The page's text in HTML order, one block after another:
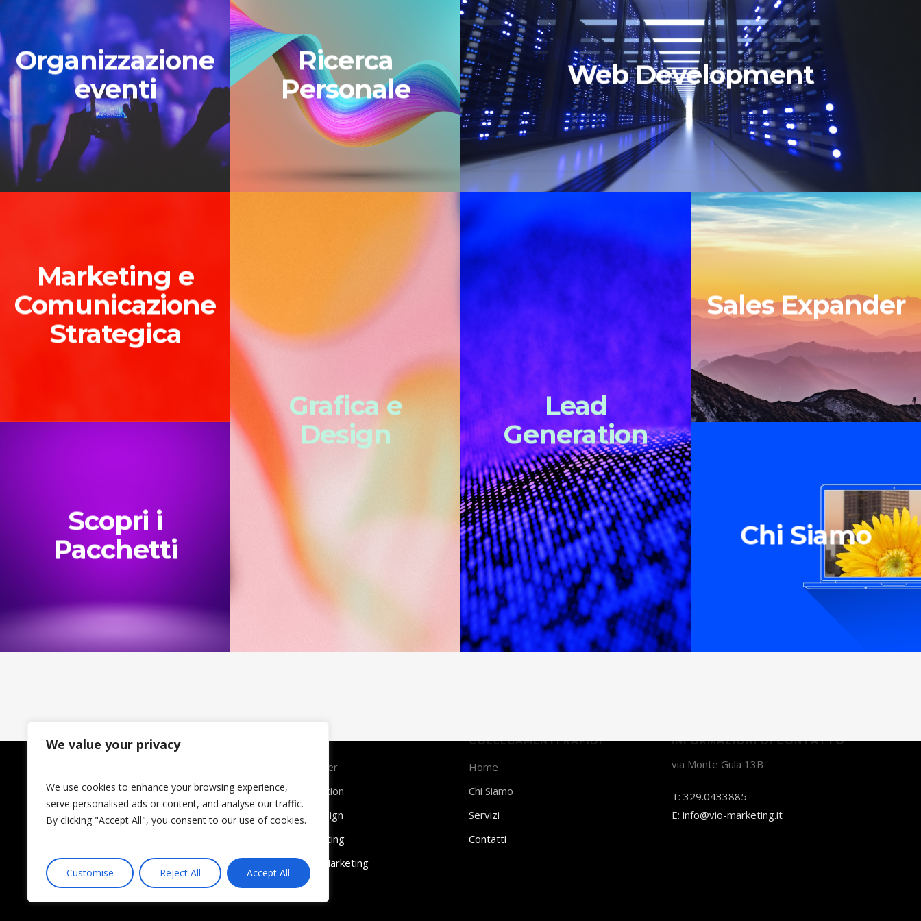
We value your privacy
We use cookies to enhance your browsing experience,
serve personalised ads or content, and analyse our traffic.
By clicking "Accept All", you consent to our use of cookies.
Customise Reject All Accept All
Organizzazione
eventi
Ricerca
Personale
Web Development
Marketing e
Comunicazione
Strategica
Grafica e
Design
Lead
Generation
Sales Expander
Scopri i
Pacchetti
Chi Siamo
Sales Expander
Lead Generation
Grafica e Design
Digital Marketing
Consulenza Marketing
COLLEGAMENTI RAPIDI
Home
Chi Siamo
Servizi
Contatti
INFORMAZIONI DI CONTATTO
via Monte Gula 13B
T:329.0433885
E:info@vio-marketing.it